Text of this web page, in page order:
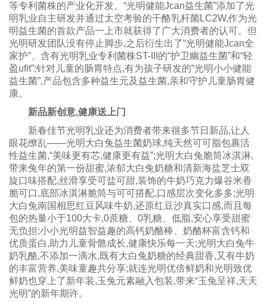
等专利菌株的产业化开发。“光明健能Jcan益生菌”添加了光
明乳业自主研发并通过太空考验的干酪乳杆菌LC2W,作为光
明益生菌的首款产品一上市就获得了广大消费者的认可。但
光明研发团队没有停止脚步,之后衍生出了“光明健能Jcan全
家护”、含有光明乳业专利菌株ST-III的“护卫幽益生菌”和“轻
盈ufit”;针对儿童的肠胃特点,有为孩子研发的“光明小小健能
益生菌”,产品包含多种益生元及益生菌,亲和守护儿童肠胃健
康。
新品新创意,健康送上门
新春佳节光明乳业还为消费者带来很多节日新品,让人
眼花缭乱——光明大白兔益生菌奶球,纯天然可可脂包裹活
性益生菌,“美味更有芯,健康更有益”;光明大白兔脆筒冰淇淋,
带来兔年的第一份甜蜜,浓郁大白兔奶糖和清新海盐芝士双
旋口味搭配,丝滑享受可盐可甜,装饰的牛奶巧克力爆谷米香
脆可口,底部冰淇淋脆筒与可可搭配,口感层次变化多多;光明
大白兔南国相思红豆风味牛奶,还原红豆沙真实口感,而且每
包的热量小于100大卡,0蔗糖、0乳糖、低脂,安心享受甜蜜
无负担;小小光明益智益趣的高钙奶酪棒、奶酪杯富含钙和
优质蛋白,助力儿童骨骼成长,健康快乐每一天;光明大白兔牛
奶乳酪,不添加一滴水,既有大白兔奶糖的经典甜香,又有牛奶
的丰富营养,美味童趣共分享;就连光明优倍鲜奶和光明致优
鲜奶也穿上了新年装,玉兔元素融入包装,带来“玉兔呈祥,天天
光明”的新年期许。